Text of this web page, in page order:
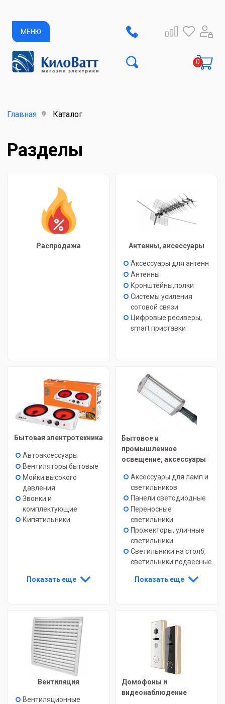
МЕНЮ
Главная Каталог
Разделы
Распродажа Антенны, аксессуары
Аксессуары для антенн
Антенны
Кронштейны,полки
Системы усиления
сотовой связи
Цифровые ресиверы,
smart приставки
Бытовая электротехника
Автоаксессуары
Вентиляторы бытовые
Мойки высокого
давления
Звонки и
комплектующие
Кипятильники
Показать еще
Бытовое и
промышленное
освещение, аксессуары
Аксессуары для ламп и
светильников
Панели светодиодные
Переносные
светильники
Прожекторы, уличные
светильники
Светильники на столб,
светильники подвесные
Показать еще
Вентиляция
Вентиляционные
Домофоны и
видеонаблюдение